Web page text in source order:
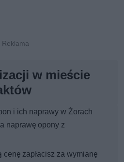
w mieście
i ich naprawy w Żorach
naprawę opony z
zapłacisz za wymianę